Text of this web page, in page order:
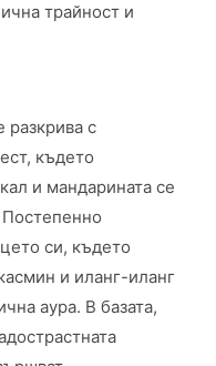
трайност и
разкрива с
където
и мандарината се
си, където
и иланг-иланг
аура. В базата,